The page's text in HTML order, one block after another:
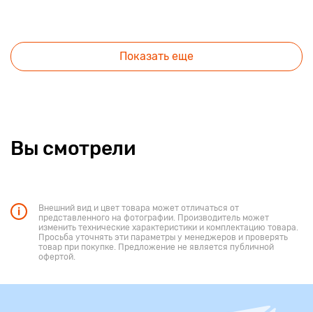
Показать еще
Вы смотрели
Внешний вид и цвет товара может отличаться от
представленного на фотографии. Производитель может
изменить технические характеристики и комплектацию товара.
Просьба уточнять эти параметры у менеджеров и проверять
товар при покупке. Предложение не является публичной
офертой.